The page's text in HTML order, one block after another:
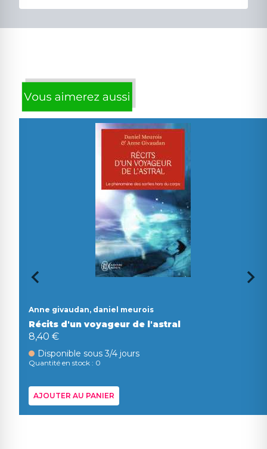
Anne givaudan, daniel meurois
Récits d'un voyageur de l'astral
8,40 €
Disponible sous 3/4 jours
Quantité en stock : 0
AJOUTER AU PANIER